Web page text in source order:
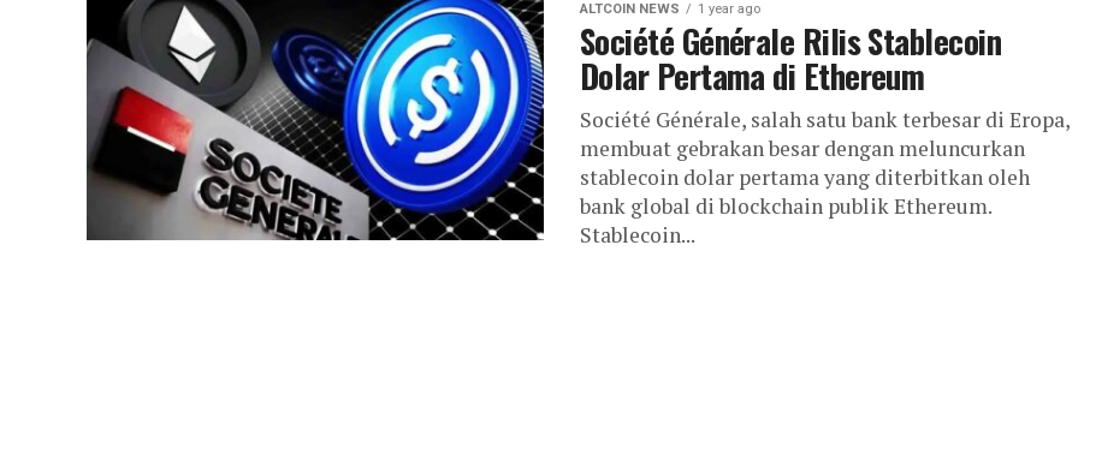
ALTCOIN NEWS 1 year ago
Société Générale Rilis Stablecoin
Dolar Pertama di Ethereum
Société Générale, salah satu bank terbesar di Eropa,
membuat gebrakan besar dengan meluncurkan
stablecoin dolar pertama yang diterbitkan oleh
bank global di blockchain publik Ethereum.
Stablecoin...